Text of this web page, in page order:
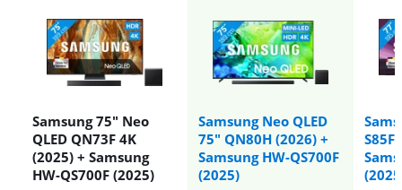
Samsung 75" Neo
QLED QN73F 4K
(2025) + Samsung
HW-QS700F (2025)
Samsung Neo QLED
75" QN80H (2026) +
Samsung HW-QS700F
(2025)
S85F